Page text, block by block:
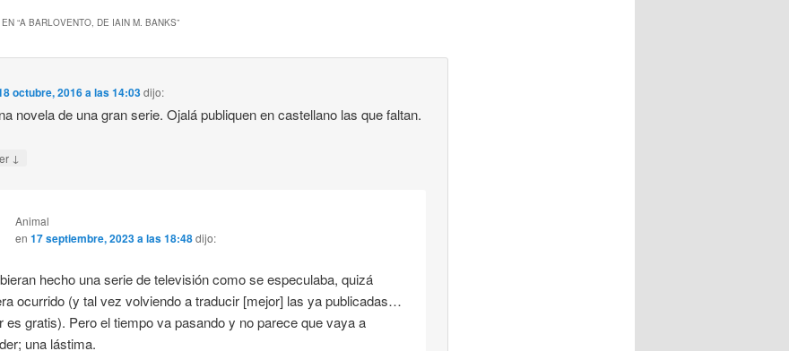
“A BARLOVENTO, DE IAIN M. BANKS”
octubre, 2016 a las 14:03dijo:
novela de una gran serie. Ojalá publiquen en castellano las que faltan.
↓
Animal
en 17 septiembre, 2023 a las 18:48dijo:
hecho una serie de televisión como se especulaba, quizá
ocurrido (y tal vez volviendo a traducir [mejor] las ya publicadas…
es gratis). Pero el tiempo va pasando y no parece que vaya a
una lástima.